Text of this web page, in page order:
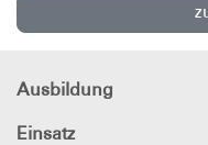
Ausbildung
Einsatz